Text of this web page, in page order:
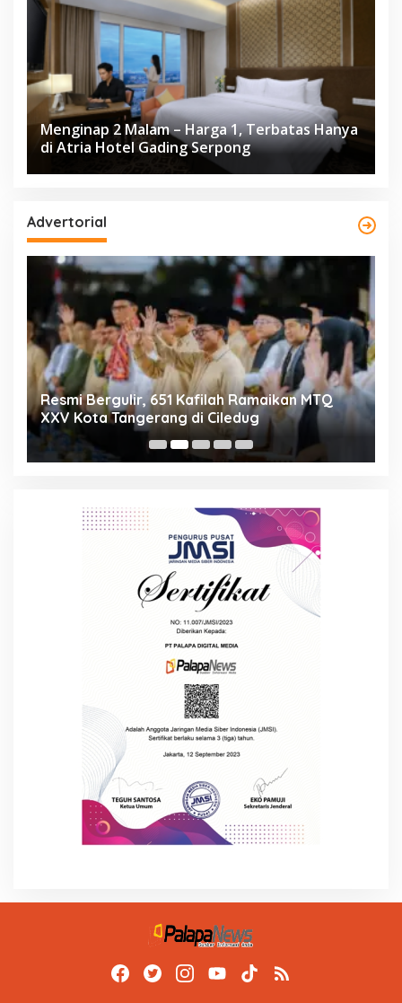
Menginap 2 Malam – Harga 1, Terbatas Hanya
di Atria Hotel Gading Serpong
Advertorial
Resmi Bergulir, 651 Kafilah Ramaikan MTQ
XXV Kota Tangerang di Ciledug